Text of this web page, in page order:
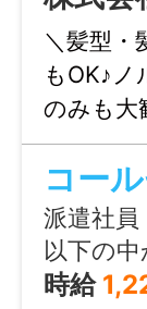
《じょぶ
●あなた
●当社（
は福岡
豊富な
ャリア
期間・
●こちら
＼髪型・
もOK♪
のみも大
ください
コー
派遣社員
以下の中からお選びください！ 日
時給